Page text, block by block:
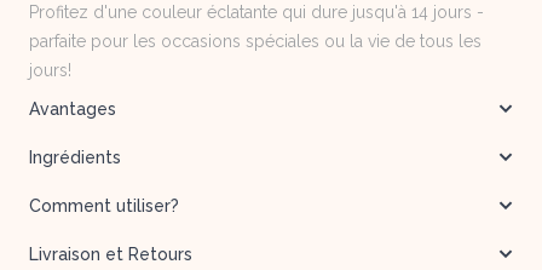
Profitez d'une couleur éclatante qui dure jusqu'à 14 jours -
parfaite pour les occasions spéciales ou la vie de tous les
jours!
Avantages
Ingrédients
Comment utiliser?
Livraison et Retours